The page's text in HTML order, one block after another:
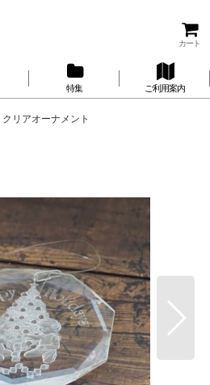
カート
特集 ご利用案内
クリアオーナメント